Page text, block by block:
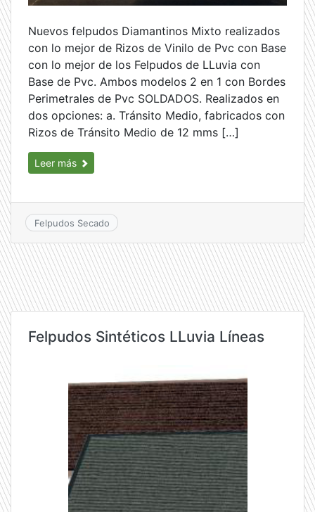
Nuevos felpudos Diamantinos Mixto realizados
con lo mejor de Rizos de Vinilo de Pvc con Base
con lo mejor de los Felpudos de LLuvia con
Base de Pvc. Ambos modelos 2 en 1 con Bordes
Perimetrales de Pvc SOLDADOS. Realizados en
dos opciones: a. Tránsito Medio, fabricados con
Rizos de Tránsito Medio de 12 mms […]
Leer más
Felpudos Secado
Felpudos Sintéticos LLuvia Líneas